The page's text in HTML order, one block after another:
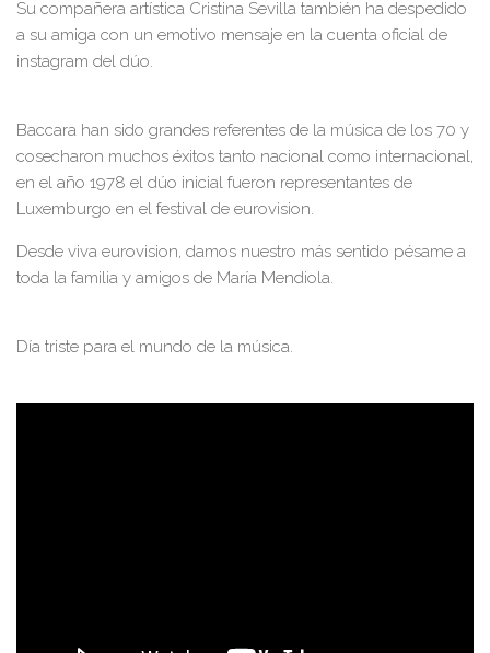
Su compañera artística Cristina Sevilla también ha despedido
a su amiga con un emotivo mensaje en la cuenta oficial de
instagram del dúo.
Baccara han sido grandes referentes de la música de los 70 y
cosecharon muchos éxitos tanto nacional como internacional,
en el año 1978 el dúo inicial fueron representantes de
Luxemburgo en el festival de eurovision.
Desde viva eurovision, damos nuestro más sentido pésame a
toda la familia y amigos de María Mendiola.
Día triste para el mundo de la música.